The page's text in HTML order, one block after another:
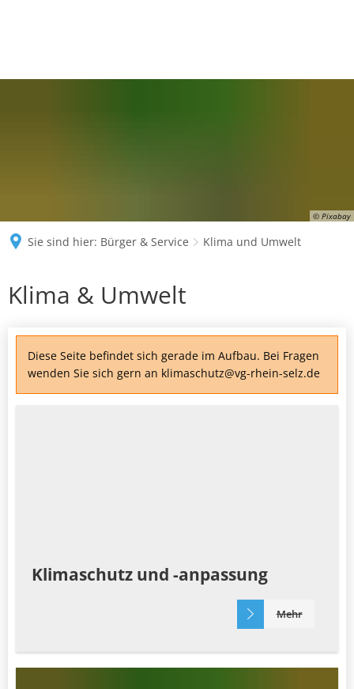
© Pixabay
Sie sind hier: Bürger & Service Klima und Umwelt
Klima
Umwelt
Klima & Umwelt
Diese Seite befindet sich gerade im Aufbau. Bei Fragen
wenden Sie sich gern an klimaschutz@vg-rhein-selz.de
Klimaschutz und -anpassung
Mehr